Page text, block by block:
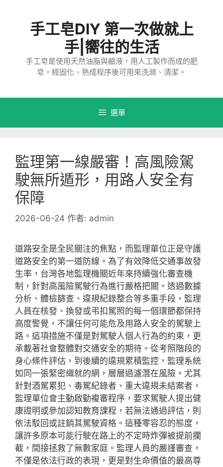
手工皂DIY 第一次做就上
手|嚮往的生活
手工皂是使用天然油脂與鹼液，用人工製作而成的肥
皂。經固化、熟成程序後可用來洗滌、清潔。
選單
監理第一線嚴審！高風險駕
駛無所遁形，用路人安全有
保障
2026-06-24 作者: admin
道路安全是全民關注的焦點，而監理單位正是守護
道路安全的第一道防線。為了有效降低交通事故發
生率，台灣各地監理機關近年來持續強化審查機
制，針對高風險駕駛行為進行嚴格把關。透過數據
分析、體檢篩查、違規紀錄整合等多重手段，監理
人員在核發、換發或弔扣駕照的每一個環節都保持
高度警覺，不讓任何可能危及用路人安全的駕駛上
路。這項措施不僅是對駕駛人個人行為的約束，更
承載著社會整體對交通安全的期待。從考照階段的
身心條件評估，到後續的違規累積監控，監理系統
如同一張緊密織就的網，層層過濾潛在風險。尤其
針對酒駕累犯、毒駕紀錄者、重大違規未結案者，
監理單位會主動啟動複審程序，要求駕駛人提出健
康證明或參加認知教育課程，若無法通過評估，則
依法駁回或註銷其駕駛資格。這種零容忍的態度，
讓許多原本可能行駛在路上的不定時炸彈被提前攔
截，間接拯救了無數家庭。監理人員的嚴謹審查，
不僅是依法行政的表現，更是對生命價值的最高尊